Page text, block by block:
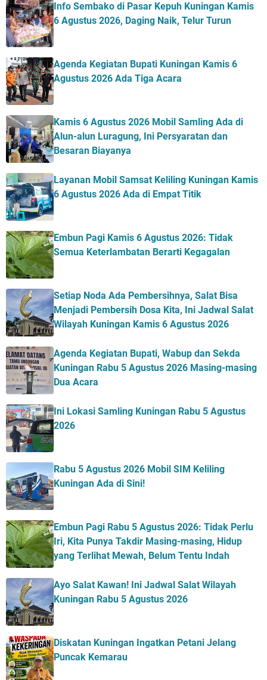
Info Sembako di Pasar Kepuh Kuningan Kamis
6 Agustus 2026, Daging Naik, Telur Turun
Agenda Kegiatan Bupati Kuningan Kamis 6
Agustus 2026 Ada Tiga Acara
Kamis 6 Agustus 2026 Mobil Samling Ada di
Alun-alun Luragung, Ini Persyaratan dan
Besaran Biayanya
Layanan Mobil Samsat Keliling Kuningan Kamis
6 Agustus 2026 Ada di Empat Titik
Embun Pagi Kamis 6 Agustus 2026: Tidak
Semua Keterlambatan Berarti Kegagalan
Setiap Noda Ada Pembersihnya, Salat Bisa
Menjadi Pembersih Dosa Kita, Ini Jadwal Salat
Wilayah Kuningan Kamis 6 Agustus 2026
Agenda Kegiatan Bupati, Wabup dan Sekda
Kuningan Rabu 5 Agustus 2026 Masing-masing
Dua Acara
Ini Lokasi Samling Kuningan Rabu 5 Agustus
2026
Rabu 5 Agustus 2026 Mobil SIM Keliling
Kuningan Ada di Sini!
Embun Pagi Rabu 5 Agustus 2026: Tidak Perlu
Iri, Kita Punya Takdir Masing-masing, Hidup
yang Terlihat Mewah, Belum Tentu Indah
Ayo Salat Kawan! Ini Jadwal Salat Wilayah
Kuningan Rabu 5 Agustus 2026
Diskatan Kuningan Ingatkan Petani Jelang
Puncak Kemarau